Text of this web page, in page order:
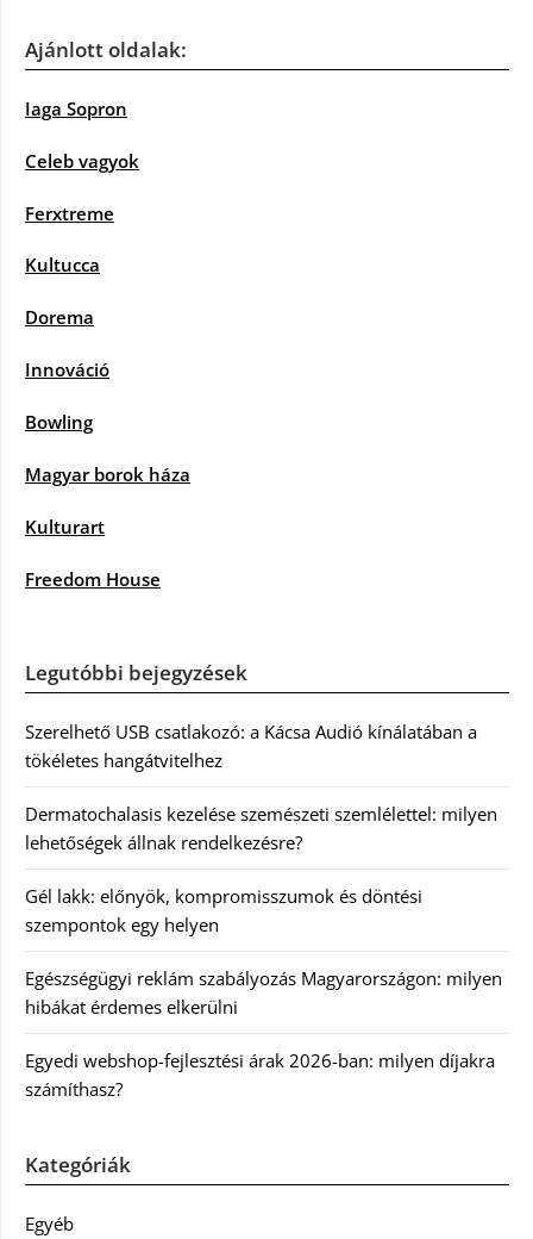
Ajánlott oldalak:
Iaga Sopron
Celeb vagyok
Ferxtreme
Kultucca
Dorema
Innováció
Bowling
Magyar borok háza
Kulturart
Freedom House
Legutóbbi bejegyzések
Szerelhető USB csatlakozó: a Kácsa Audió kínálatában a
tökéletes hangátvitelhez
Dermatochalasis kezelése szemészeti szemlélettel: milyen
lehetőségek állnak rendelkezésre?
Gél lakk: előnyök, kompromisszumok és döntési
szempontok egy helyen
Egészségügyi reklám szabályozás Magyarországon: milyen
hibákat érdemes elkerülni
Egyedi webshop-fejlesztési árak 2026-ban: milyen díjakra
számíthasz?
Kategóriák
Egyéb